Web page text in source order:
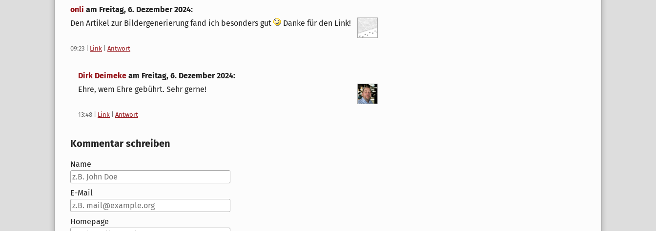
onli am Freitag, 6. Dezember 2024:
Den Artikel zur Bildergenerierung fand ich besonders gut
Danke für den Link!
09:23 Link Antwort
Dirk Deimeke am Freitag, 6. Dezember 2024:
Ehre, wem Ehre gebührt. Sehr gerne!
13:48 Link Antwort
Kommentar schreiben
Name
E-Mail
Homepage